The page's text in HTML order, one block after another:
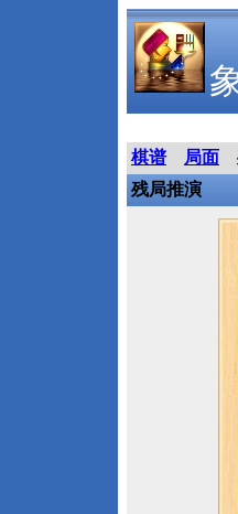
棋谱 局面
残局推演